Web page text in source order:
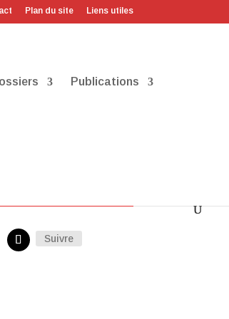
Plan du site Liens utiles
Publications
Suivre